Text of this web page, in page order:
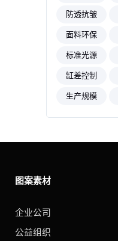
防透抗皱
面料环保
标准光源
缸差控制
生产规模
图案素材
企业公司
公益组织